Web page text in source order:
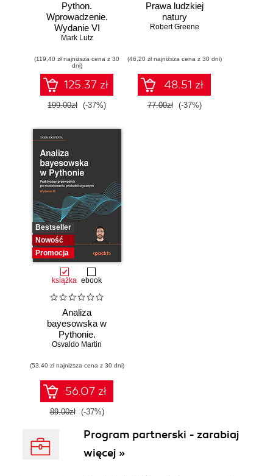
Python.
Wprowadzenie.
Wydanie VI
Mark Lutz
(119,40 zł najniższa cena z 30
dni)
125.37 zł
199.00zł (-37%)
Prawa ludzkiej
natury
Robert Greene
(46,20 zł najniższa cena z 30 dni)
48.51 zł
77.00zł (-37%)
Bestseller
Nowość
Promocja
książka ebook
Analiza
bayesowska w
Pythonie.
Praktyczny
modelowaniu
probabilistycznym.
Wydanie III
Osvaldo Martin
(53,40 zł najniższa cena z 30 dni)
56.07 zł
89.00zł (-37%)
Program partnerski - zarabiaj
więcej »